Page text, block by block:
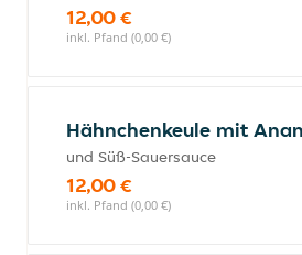
12,00 €
inkl. Pfand (0,00 €)
Hähnchenkeule mit
und Süß-Sauersauce
12,00 €
inkl. Pfand (0,00 €)